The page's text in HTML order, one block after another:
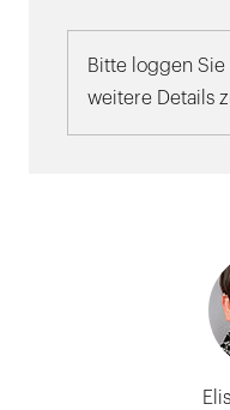
Bitte loggen
weitere Details